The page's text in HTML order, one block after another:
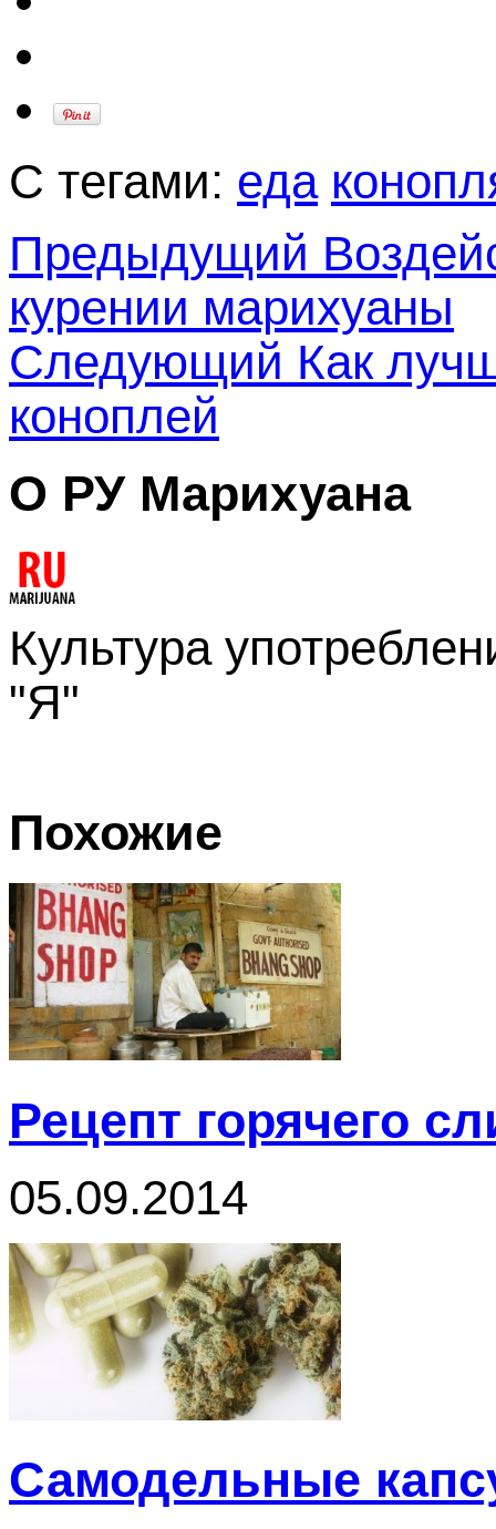
С тегами: еда
Предыдущий
курении марихуаны
Следующий Как
коноплей
О РУ Марихуана
Культура
"Я"
Похожие
Рецепт горячего
05.09.2014
Самодельные